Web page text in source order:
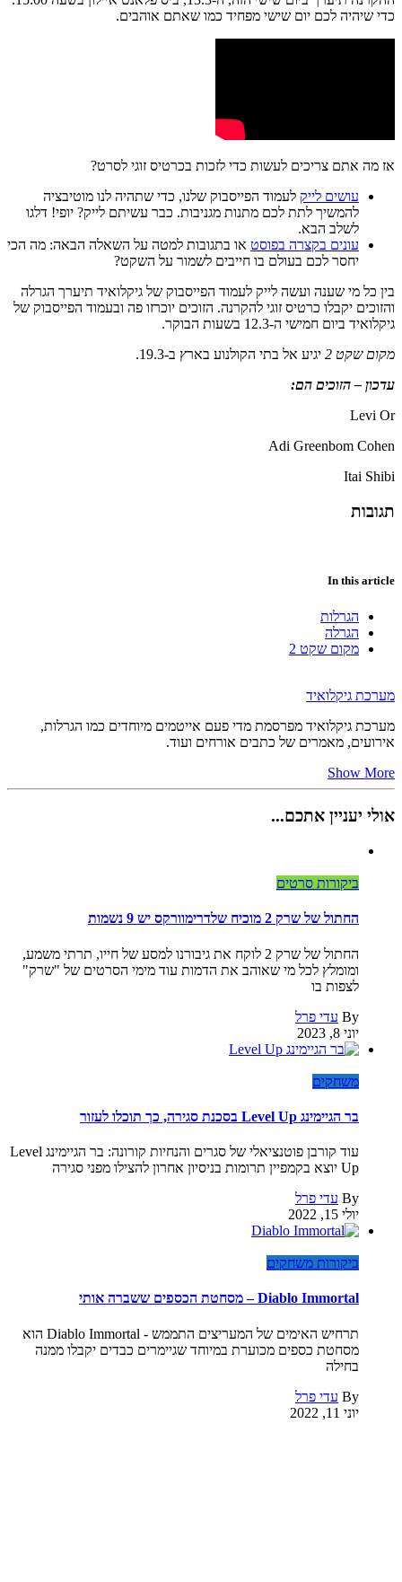
כדי שיהיה לכם יום שישי מפחיד כמו שאתם אוהבים.
אז מה אתם צריכים לעשות כדי לזכות בכרטיס זוגי לסרט?
עושים לייק לעמוד הפייסבוק שלנו, כדי שתהיה לנו מוטיבציה
להמשיך לתת לכם מתנות מגניבות. כבר עשיתם לייק? יופי! דלגו
לשלב הבא.
עונים בקצרה בפוסט או בתגובות למטה על השאלה הבאה: מה הכי
יחסר לכם בעולם בו חייבים לשמור על השקט?
בין כל מי שענה ועשה לייק לעמוד הפייסבוק של גיקלואיד תיערך הגרלה
והזוכים יקבלו כרטיס זוגי להקרנה. הזוכים יוכרזו פה ובעמוד הפייסבוק של
גיקלואיד ביום חמישי ה-12.3 בשעות הבוקר.
מקום שקט 2
יגיע אל בתי הקולנוע בארץ ב-19.3.
עדכון – הזוכים הם:
Levi Or
Adi Greenbom Cohen
Itai Shibi
תגובות
In this article
הגרלות
הגרלה
מקום שקט 2
מערכת גיקלואיד
מערכת גיקלואיד מפרסמת מדי פעם אייטמים מיוחדים כמו הגרלות,
אירועים, מאמרים של כתבים אורחים ועוד.
Show More
אולי יעניין אתכם...
ביקורות סרטים
החתול של שרק 2 מוכיח שלדרימוורקס יש 9 נשמות
החתול של שרק 2 לוקח את גיבורנו למסע של חייו, תרתי משמע,
ומומלץ לכל מי שאוהב את הדמות עוד מימי הסרטים של "שרק"
לצפות בו
By עדי פרל
יוני 8, 2023
משחקים
בר הגיימינג Level Up בסכנת סגירה, כך תוכלו לעזור
עוד קורבן פוטנציאלי של סגרים והנחיות קורונה: בר הגיימינג Level
Up יוצא בקמפיין תרומות בניסיון אחרון להצילו מפני סגירה
By עדי פרל
יולי 15, 2022
ביקורות משחקים
Diablo Immortal – מסחטת הכספים ששברה אותי
תרחיש האימים של המעריצים התממש - Diablo Immortal הוא
מסחטת כספים מכוערת במיוחד שגיימרים כבדים יקבלו ממנה
בחילה
By עדי פרל
יוני 11, 2022